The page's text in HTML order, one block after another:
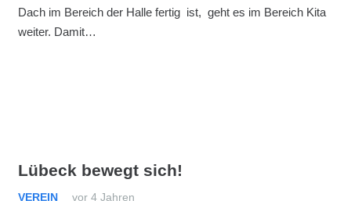
Dach im Bereich der Halle fertig ist, geht es im Bereich Kita
weiter. Damit…
Lübeck bewegt sich!
VEREIN vor 4 Jahren